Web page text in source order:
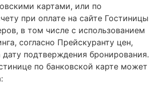
картами, или по
при оплате на сайте Гостиницы
в том числе с использованием
согласно Прейскуранту цен,
подтверждения бронирования.
по банковской карте может